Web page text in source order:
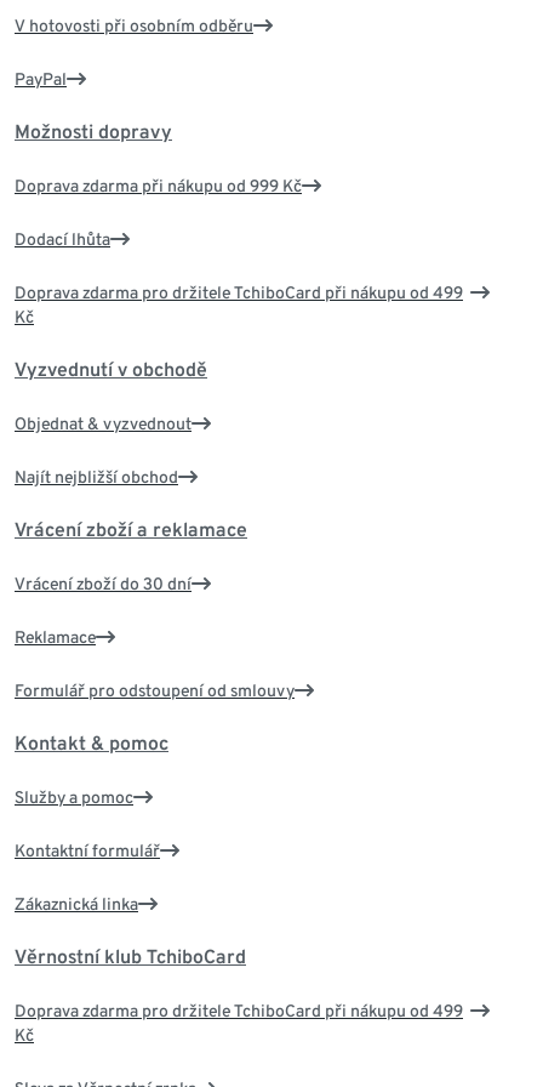
V hotovosti při osobním odběru
PayPal
Možnosti dopravy
Doprava zdarma při nákupu od 999 Kč
Dodací lhůta
Doprava zdarma pro držitele TchiboCard při nákupu od 499
Kč
Vyzvednutí v obchodě
Objednat & vyzvednout
Najít nejbližší obchod
Vrácení zboží a reklamace
Vrácení zboží do 30 dní
Reklamace
Formulář pro odstoupení od smlouvy
Kontakt & pomoc
Služby a pomoc
Kontaktní formulář
Zákaznická linka
Věrnostní klub TchiboCard
Doprava zdarma pro držitele TchiboCard při nákupu od 499
Kč